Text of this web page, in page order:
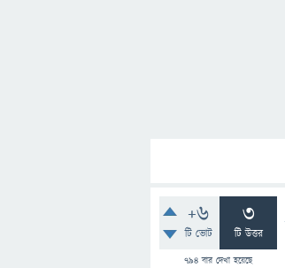
+6
টি ভোট
3
টি উত্তর
794 বার দেখা হয়েছে